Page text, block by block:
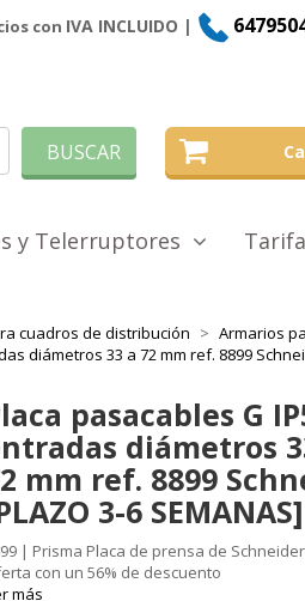
con IVA INCLUIDO |
BUSCAR
y Telerruptores
cuadros de distribución
Armarios
diámetros 33 a 72 mm ref. 8899
pasacables G
diámetros
mm ref. 8899
3-6 SEMANAS]
| Prisma Placa de prensa de
con un 56% de descuento
más